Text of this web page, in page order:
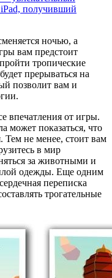
получивший
ночью, а
вам предстоит
тропические
прерываться на
позволит вам и
впечатления от игры.
может показаться, что
Тем не менее, стоит вам
в мир
за животными и
одежды. Еще одним
переписка
трогательные